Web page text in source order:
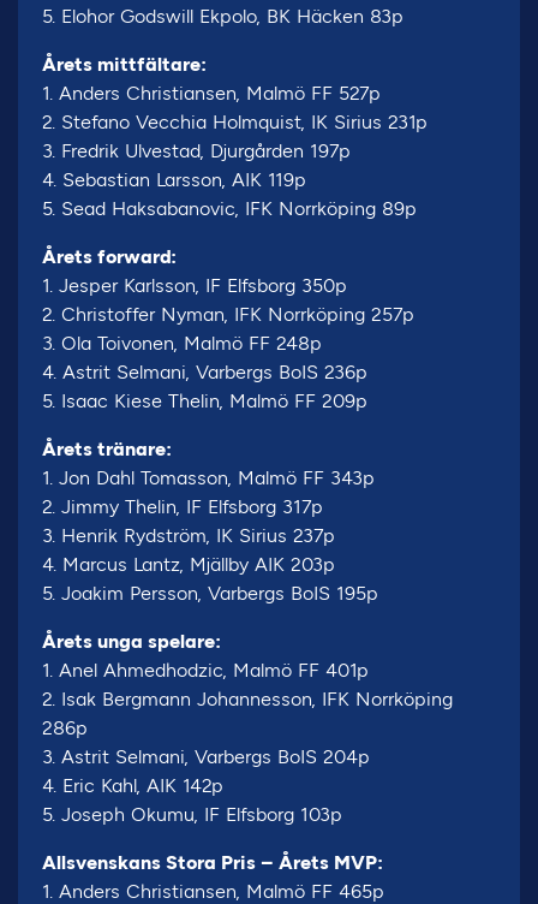
5. Elohor Godswill Ekpolo, BK Häcken 83p
Årets mittfältare:
1. Anders Christiansen, Malmö FF 527p
2. Stefano Vecchia Holmquist, IK Sirius 231p
3. Fredrik Ulvestad, Djurgården 197p
4. Sebastian Larsson, AIK 119p
5. Sead Haksabanovic, IFK Norrköping 89p
Årets forward:
1. Jesper Karlsson, IF Elfsborg 350p
2. Christoffer Nyman, IFK Norrköping 257p
3. Ola Toivonen, Malmö FF 248p
4. Astrit Selmani, Varbergs BoIS 236p
5. Isaac Kiese Thelin, Malmö FF 209p
Årets tränare:
1. Jon Dahl Tomasson, Malmö FF 343p
2. Jimmy Thelin, IF Elfsborg 317p
3. Henrik Rydström, IK Sirius 237p
4. Marcus Lantz, Mjällby AIK 203p
5. Joakim Persson, Varbergs BoIS 195p
Årets unga spelare:
1. Anel Ahmedhodzic, Malmö FF 401p
2. Isak Bergmann Johannesson, IFK Norrköping
286p
3. Astrit Selmani, Varbergs BoIS 204p
4. Eric Kahl, AIK 142p
5. Joseph Okumu, IF Elfsborg 103p
Allsvenskans Stora Pris – Årets MVP:
1. Anders Christiansen, Malmö FF 465p